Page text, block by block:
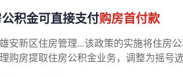
积金可直接支付购房首付款
安新区住房管理...该政策的实施将住房公
购房提取住房公积金业务，调整为摇号